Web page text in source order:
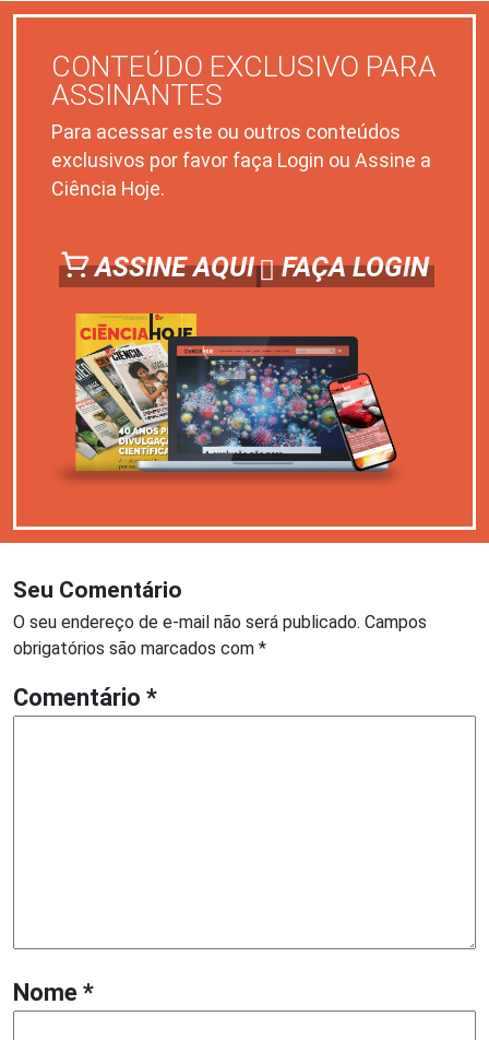
CONTEÚDO EXCLUSIVO PARA
ASSINANTES
Para acessar este ou outros conteúdos
exclusivos por favor faça Login ou Assine a
Ciência Hoje.
ASSINE AQUI FAÇA LOGIN
Seu Comentário
O seu endereço de e-mail não será publicado. Campos
obrigatórios são marcados com *
Comentário *
Nome *